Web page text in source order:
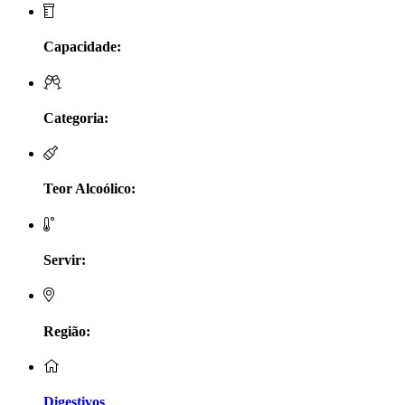
Marcio Em Campo - Tejo
Capacidade:
Categoria:
Teor Alcoólico:
Servir:
Região:
Digestivos